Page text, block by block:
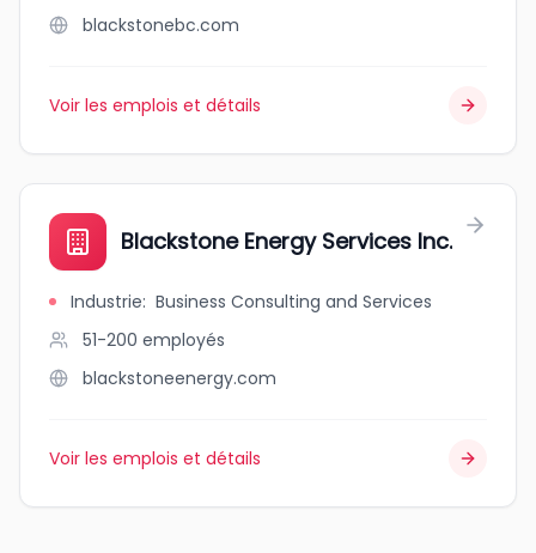
blackstonebc.com
Voir les emplois et détails
Blackstone Energy Services Inc.
Industrie: Business Consulting and Services
51-200 employés
blackstoneenergy.com
Voir les emplois et détails